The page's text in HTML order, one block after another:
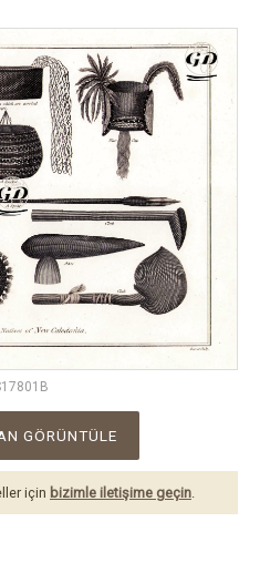
GÖRÜNTÜLE
için bizimle iletişime geçin